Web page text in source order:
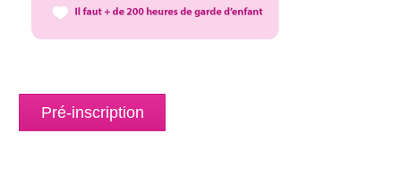
Pré-inscription